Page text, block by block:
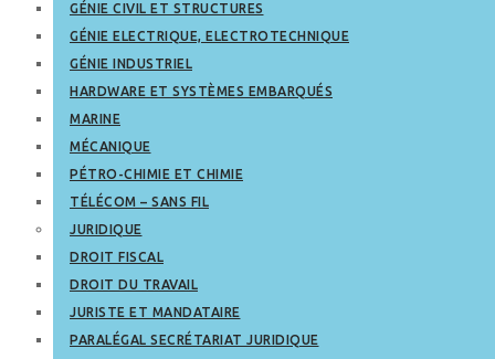
GÉNIE CIVIL ET STRUCTURES
GÉNIE ELECTRIQUE, ELECTROTECHNIQUE
GÉNIE INDUSTRIEL
HARDWARE ET SYSTÈMES EMBARQUÉS
MARINE
MÉCANIQUE
PÉTRO-CHIMIE ET CHIMIE
TÉLÉCOM – SANS FIL
JURIDIQUE
DROIT FISCAL
DROIT DU TRAVAIL
JURISTE ET MANDATAIRE
PARALÉGAL SECRÉTARIAT JURIDIQUE